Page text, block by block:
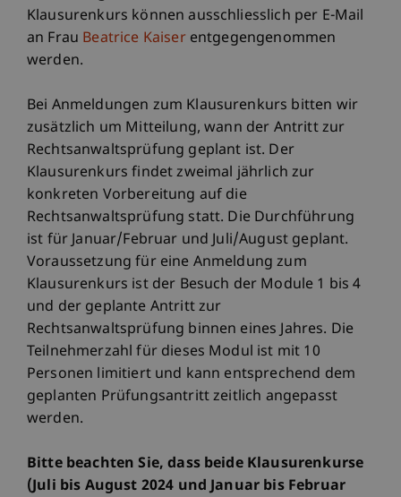
Klausurenkurs können ausschliesslich per E-Mail
an Frau Beatrice Kaiserentgegengenommen
werden.
Bei Anmeldungen zum Klausurenkurs bitten wir
zusätzlich um Mitteilung, wann der Antritt zur
Rechtsanwaltsprüfung geplant ist. Der
Klausurenkurs findet zweimal jährlich zur
konkreten Vorbereitung auf die
Rechtsanwaltsprüfung statt. Die Durchführung
ist für Januar/Februar und Juli/August geplant.
Voraussetzung für eine Anmeldung zum
Klausurenkurs ist der Besuch der Module 1 bis 4
und der geplante Antritt zur
Rechtsanwaltsprüfung binnen eines Jahres. Die
Teilnehmerzahl für dieses Modul ist mit 10
Personen limitiert und kann entsprechend dem
geplanten Prüfungsantritt zeitlich angepasst
werden.
Bitte beachten Sie, dass beide Klausurenkurse
(Juli bis August 2024 und Januar bis Februar